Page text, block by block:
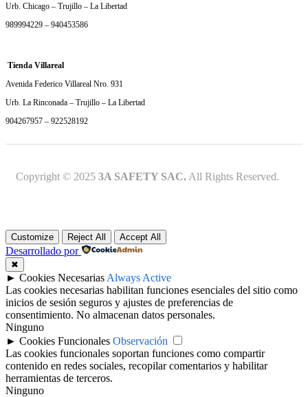
Urb. Chicago – Trujillo – La Libertad
989994229 – 940453586
Tienda Villareal
Avenida Federico Villareal Nro. 931
Urb. La Rinconada – Trujillo – La Libertad
904267957 – 922528192
Copyright © 2025 3A SAFETY SAC. All Rights Reserved.
Customize Reject All Accept All
Desarrollado por
✖
► Cookies Necesarias Always Active
Las cookies necesarias habilitan funciones esenciales del sitio como
inicios de sesión seguros y ajustes de preferencias de
consentimiento. No almacenan datos personales.
Ninguno
► Cookies Funcionales Observación
Las cookies funcionales soportan funciones como compartir
contenido en redes sociales, recopilar comentarios y habilitar
herramientas de terceros.
Ninguno